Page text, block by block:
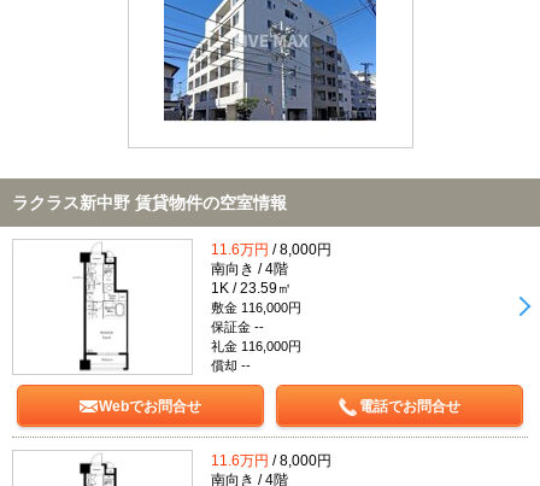
TOP
ラクラス新中野 賃貸物件の空室情報
11.6万円 / 8,000円
南向き / 4階
1K / 23.59㎡
敷金 116,000円
保証金 --
礼金 116,000円
償却 --
Webでお問合せ 電話でお問合せ
11.6万円 / 8,000円
南向き / 4階